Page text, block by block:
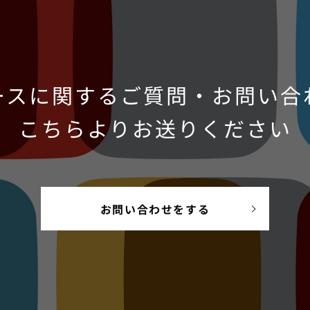
に関するご質問・お問い
こちらよりお送りください
お問い合わせをする